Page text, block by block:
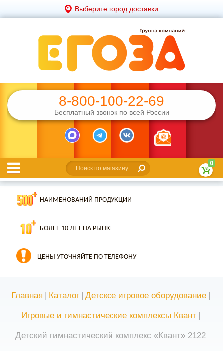
Выберите город доставки
8-800-100-22-69
Бесплатный звонок по всей России
0
НАИМЕНОВАНИЙ ПРОДУКЦИИ
БОЛЕЕ 10 ЛЕТ НА РЫНКЕ
ЦЕНЫ УТОЧНЯЙТЕ ПО ТЕЛЕФОНУ
Главная | Каталог | Детское игровое оборудование |
Игровые и гимнастические комплексы Квант |
Детский гимнастический комплекс «Квант» 2122